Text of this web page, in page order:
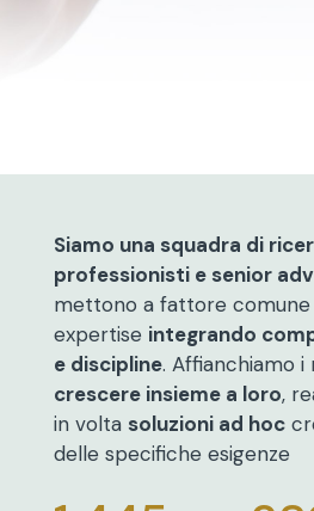
Siamo una squadra di
professionisti e senior
mettono a fattore comune
expertise integrando
e discipline. Affianchiamo i
crescere insieme a loro,
in volta soluzioni ad hoc
delle specifiche esigenze